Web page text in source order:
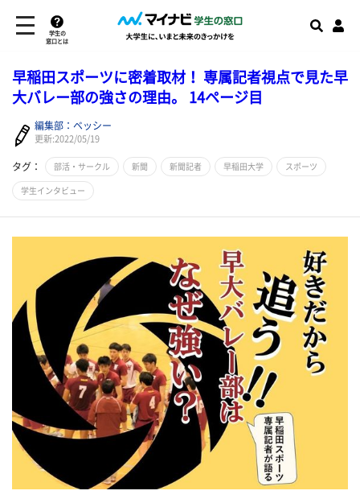
学生の
窓口とは
早稲田スポーツに密着取材！ 専属記者視点で見た早
大バレー部の強さの理由。 14ページ目
編集部：ベッシー
更新:2022/05/19
タグ： 部活・サークル 新聞 新聞記者 早稲田大学 スポーツ
学生インタビュー